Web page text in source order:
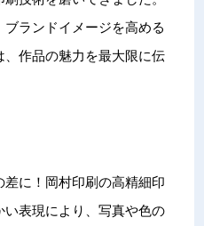
ランドイメージを高める
作品の魅力を最大限に伝
差に！岡村印刷の高精細印
表現により、写真や色の